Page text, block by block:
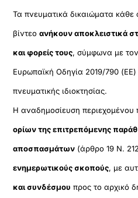
Τα πνευματικά δικαιώματα κάθε
βίντεοανήκουν αποκλειστικά
και φορείς τους, σύμφωνα με
Ευρωπαϊκή Οδηγία 2019/790 (ΕΕ)
πνευματικής ιδιοκτησίας.
Η αναδημοσίευση περιεχομένου
ορίων της επιτρεπόμενης
αποσπασμάτων (άρθρο 19 Ν.
ενημερωτικούς σκοπούς, με
και συνδέσμου προς το αρχικό